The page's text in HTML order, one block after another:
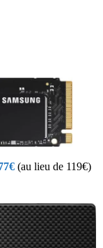
(au lieu de 119€)